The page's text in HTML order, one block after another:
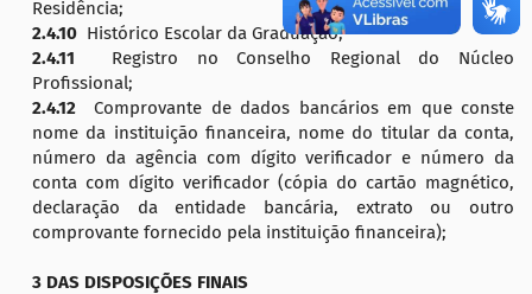
Residência;
2.4.10 Histórico Escolar da Graduação;
2.4.11
Registro no Conselho Regional do Núcleo
Profissional;
2.4.12
Comprovante de dados bancários em que conste
nome da instituição financeira, nome do titular da conta,
número da agência com dígito verificador e número da
conta com dígito verificador (cópia do cartão magnético,
declaração da entidade bancária, extrato ou outro
comprovante fornecido pela instituição financeira);
3 DAS DISPOSIÇÕES FINAIS